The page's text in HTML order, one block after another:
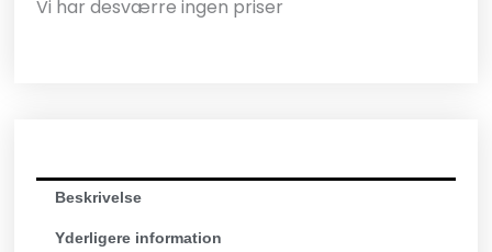
Vi har desværre ingen priser
Beskrivelse
Yderligere information